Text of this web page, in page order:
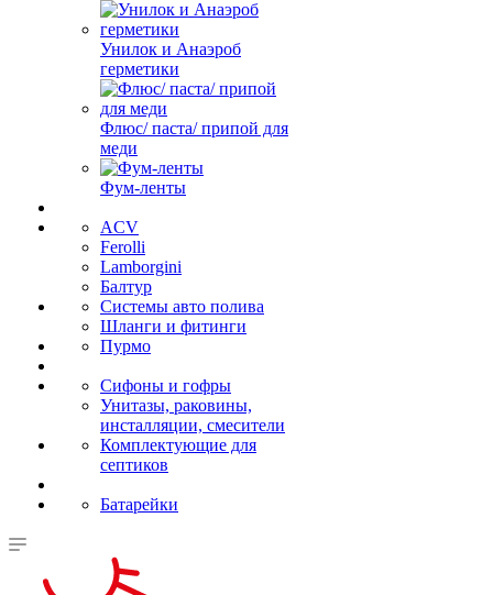
Унилок и Анаэроб
герметики
Флюс/ паста/ припой для
меди
Фум-ленты
ACV
Ferolli
Lamborgini
Балтур
Системы авто полива
Шланги и фитинги
Пурмо
Сифоны и гофры
Унитазы, раковины,
инсталляции, смесители
Комплектующие для
септиков
Батарейки